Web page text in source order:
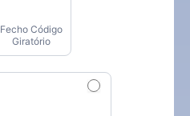
Fecho Código
Giratório